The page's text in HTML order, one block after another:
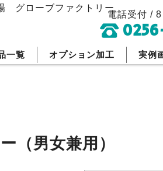
グローブファクトリー
一覧 オプション加工 実例
電話受付 /
（男女兼用）